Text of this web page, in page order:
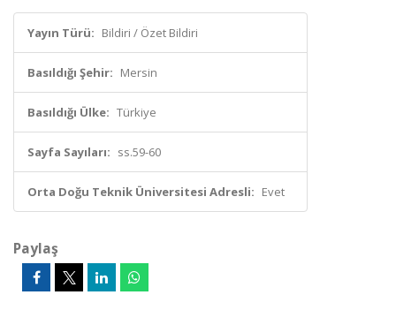
Yayın Türü: Bildiri / Özet Bildiri
Basıldığı Şehir: Mersin
Basıldığı Ülke: Türkiye
Sayfa Sayıları: ss.59-60
Orta Doğu Teknik Üniversitesi Adresli: Evet
Paylaş